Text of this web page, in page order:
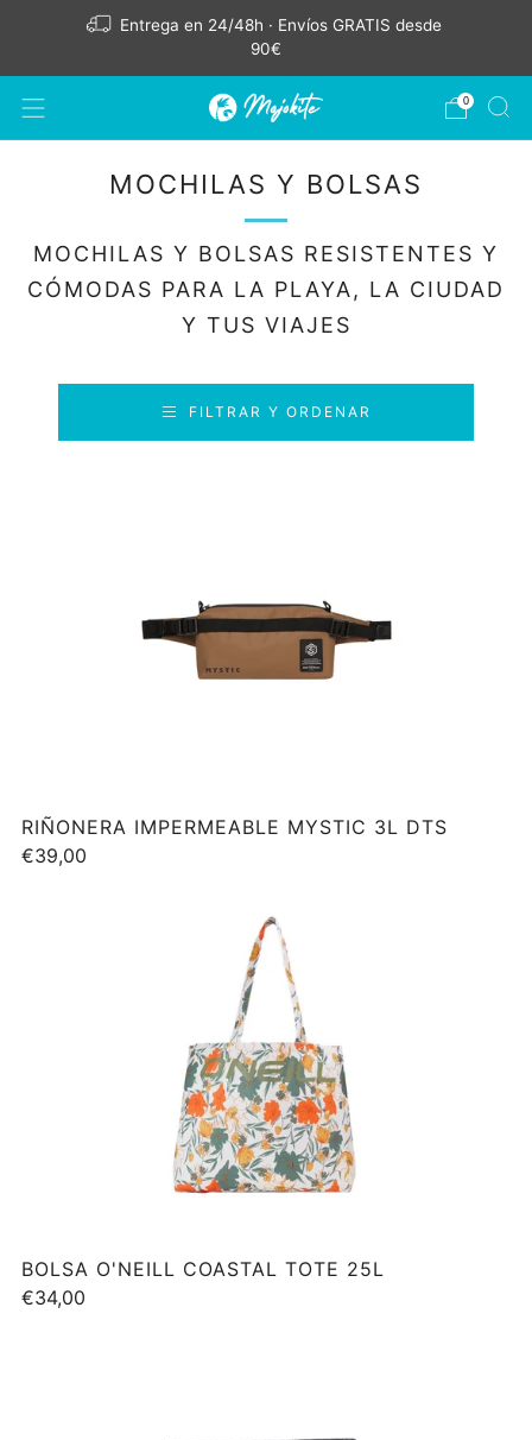
Entrega en 24/48h · Envíos GRATIS desde
90€
0
MOCHILAS Y BOLSAS
MOCHILAS Y BOLSAS RESISTENTES Y
CÓMODAS PARA LA PLAYA, LA CIUDAD
Y TUS VIAJES
FILTRAR Y ORDENAR
RIÑONERA IMPERMEABLE MYSTIC 3L DTS
€39,00
BOLSA O'NEILL COASTAL TOTE 25L
€34,00